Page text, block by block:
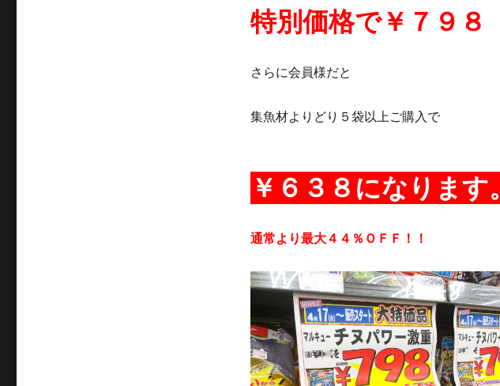
特別価格で￥７９８
さらに会員様だと
集魚材よりどり５袋以上ご購入で
￥６３８になります。
通常より最大４４％ＯＦＦ！！